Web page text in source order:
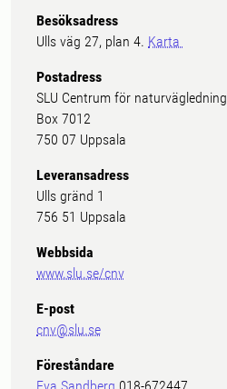
Besöksadress
Ulls väg 27, plan 4. Karta
Postadress
SLU Centrum för naturvägledning
Box 7012
750 07 Uppsala
Leveransadress
Ulls gränd 1
756 51 Uppsala
Webbsida
www.slu.se/cnv
E-post
cnv@slu.se
Föreståndare